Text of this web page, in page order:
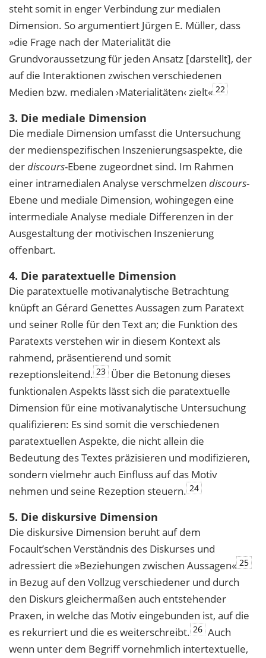
steht somit in enger Verbindung zur medialen
Dimension. So argumentiert Jürgen E. Müller, dass
»die Frage nach der Materialität die
Grundvoraussetzung für jeden Ansatz [darstellt], der
auf die Interaktionen zwischen verschiedenen
Medien bzw. medialen ›Materialitäten‹ zielt« 22
3. Die mediale Dimension
Die mediale Dimension umfasst die Untersuchung
der medienspezifischen Inszenierungsaspekte, die
derdiscours-Ebene zugeordnet sind. Im Rahmen
einer intramedialen Analyse verschmelzen discours-
Ebene und mediale Dimension, wohingegen eine
intermediale Analyse mediale Differenzen in der
Ausgestaltung der motivischen Inszenierung
offenbart.
4. Die paratextuelle Dimension
Die paratextuelle motivanalytische Betrachtung
knüpft an Gérard Genettes Aussagen zum Paratext
und seiner Rolle für den Text an; die Funktion des
Paratexts verstehen wir in diesem Kontext als
rahmend, präsentierend und somit
rezeptionsleitend. 23 Über die Betonung dieses
funktionalen Aspekts lässt sich die paratextuelle
Dimension für eine motivanalytische Untersuchung
qualifizieren: Es sind somit die verschiedenen
paratextuellen Aspekte, die nicht allein die
Bedeutung des Textes präzisieren und modifizieren,
sondern vielmehr auch Einfluss auf das Motiv
nehmen und seine Rezeption steuern. 24
5. Die diskursive Dimension
Die diskursive Dimension beruht auf dem
Focault’schen Verständnis des Diskurses und
adressiert die »Beziehungen zwischen Aussagen« 25
in Bezug auf den Vollzug verschiedener und durch
den Diskurs gleichermaßen auch entstehender
Praxen, in welche das Motiv eingebunden ist, auf die
es rekurriert und die es weiterschreibt. 26 Auch
wenn unter dem Begriff vornehmlich intertextuelle,